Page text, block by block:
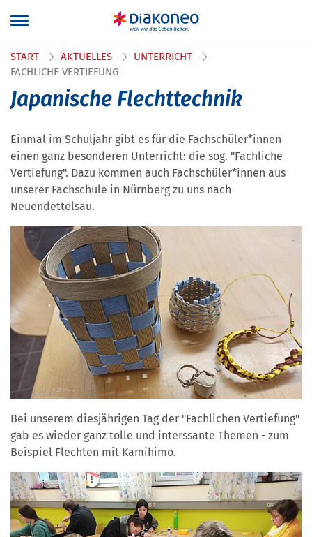
START AKTUELLES
UNTERRICHT
FACHLICHE VERTIEFUNG
Japanische Flechttechnik
Einmal im Schuljahr gibt es für die Fachschüler*innen
einen ganz besonderen Unterricht: die sog. "Fachliche
Vertiefung". Dazu kommen auch Fachschüler*innen aus
unserer Fachschule in Nürnberg zu uns nach
Neuendettelsau.
Bei unserem diesjährigen Tag der "Fachlichen Vertiefung"
gab es wieder ganz tolle und interssante Themen - zum
Beispiel Flechten mit Kamihimo.